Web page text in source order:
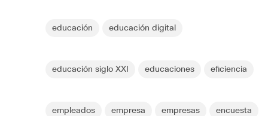
educación educación digital
educación siglo XXI educaciones eficiencia
empleados empresa empresas encuesta